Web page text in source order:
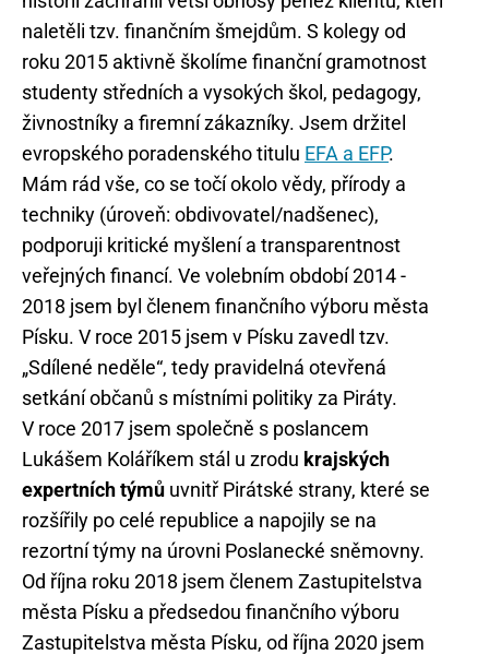
naletěli tzv. finančním šmejdům. S kolegy od
roku 2015 aktivně školíme finanční gramotnost
studenty středních a vysokých škol, pedagogy,
živnostníky a firemní zákazníky. Jsem držitel
evropského poradenského titulu EFA a EFP.
Mám rád vše, co se točí okolo vědy, přírody a
techniky (úroveň: obdivovatel/nadšenec),
podporuji kritické myšlení a transparentnost
veřejných financí. Ve volebním období 2014 -
2018 jsem byl členem finančního výboru města
Písku. V roce 2015 jsem v Písku zavedl tzv.
„Sdílené neděle“, tedy pravidelná otevřená
setkání občanů s místními politiky za Piráty.
V roce 2017 jsem společně s poslancem
Lukášem Koláříkem stál u zrodu krajských
expertních týmů uvnitř Pirátské strany, které se
rozšířily po celé republice a napojily se na
rezortní týmy na úrovni Poslanecké sněmovny.
Od října roku 2018 jsem členem Zastupitelstva
města Písku a předsedou finančního výboru
Zastupitelstva města Písku, od října 2020 jsem